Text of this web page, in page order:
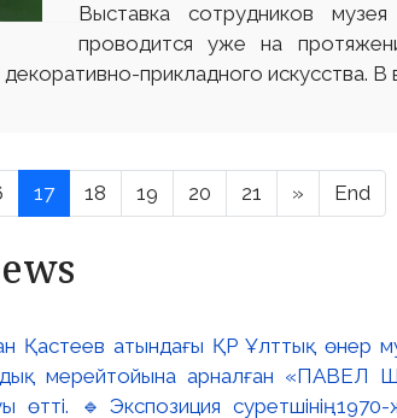
Выставка сотрудников
проводится уже на
прикладного искусства.
17 18 19 20 21 » End